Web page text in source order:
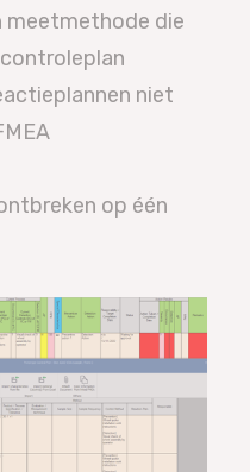
meetmethode die
niet
op één